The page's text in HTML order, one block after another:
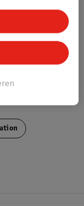
geen Nature